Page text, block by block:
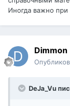
Иногда важно при
Dimmon
DeJa_Vu